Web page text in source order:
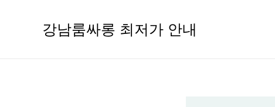
강남룸싸롱 최저가 안내